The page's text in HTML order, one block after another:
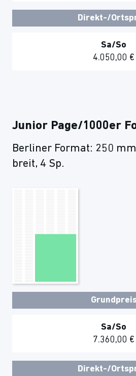
Direkt-/
Sa/So
4.050,00 €
Junior Page/1000er
Berliner Format: 250
breit, 4 Sp.
Sa/So
7.360,00 €
Direkt-/